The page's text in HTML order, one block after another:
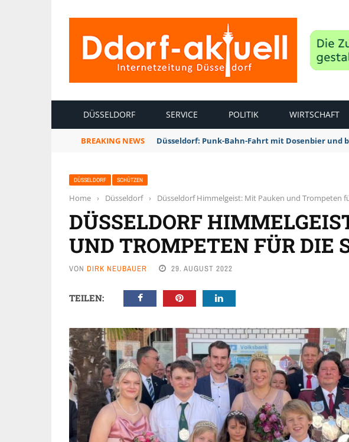
DÜSSELDORF SERVICE POLITIK WIRTSCHAFT
BREAKING NEWS Düsseldorf: Punk-Bahn-Fahrt mit Dosenbier und
DÜSSELDORF SCHÜTZEN
Home › Düsseldorf › Düsseldorf Himmelgeist: Mit Pauken und Trompeten
DÜSSELDORF
UND TROMPETEN FÜR DIE
VON DIRK NEUBAUER 29. AUGUST 2022
TEILEN: